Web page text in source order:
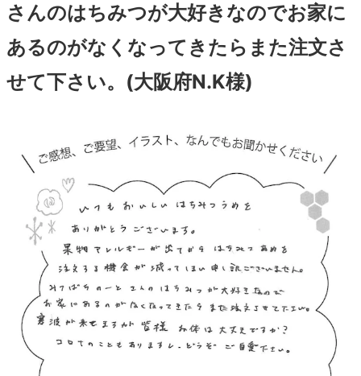
さんのはちみつが大好きなのでお家に
あるのがなくなってきたらまた注文さ
せて下さい。(大阪府N.K様)